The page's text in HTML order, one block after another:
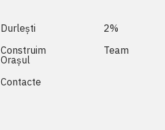
Durlești
Construim
Orașul
Contacte
2%
Team